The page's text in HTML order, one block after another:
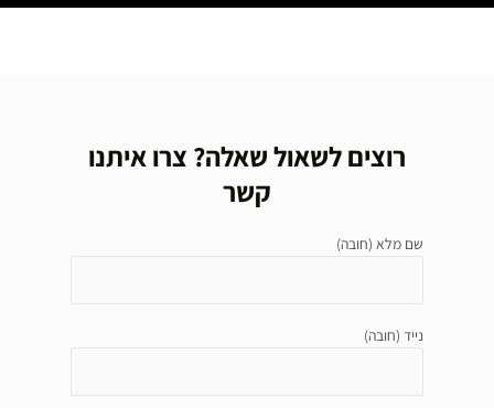
רוצים לשאול שאלה? צרו איתנו
קשר
שם מלא (חובה)
נייד (חובה)